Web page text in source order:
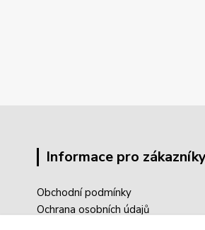
Informace pro
Obchodní podmínky
Ochrana osobních údajů